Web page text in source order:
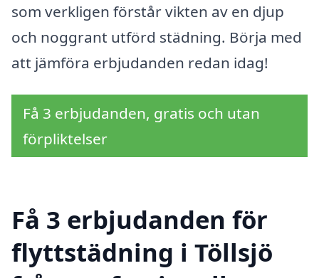
som verkligen förstår vikten av en djup
och noggrant utförd städning. Börja med
att jämföra erbjudanden redan idag!
Få 3 erbjudanden, gratis och utan
förpliktelser
Få 3 erbjudanden för
flyttstädning i Töllsjö